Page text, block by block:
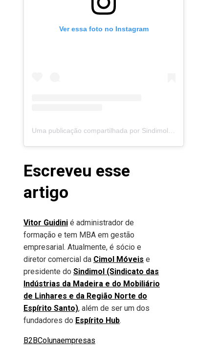
Ver essa foto no Instagram
Escreveu esse
artigo
Vitor Guidini é administrador de
formação e tem MBA em gestão
empresarial. Atualmente, é sócio e
diretor comercial da Cimol Móveis e
presidente do Sindimol (Sindicato das
Indústrias da Madeira e do Mobiliário
de Linhares e da Região Norte do
Espírito Santo), além de ser um dos
fundadores do Espírito Hub.
B2BColunaempresas